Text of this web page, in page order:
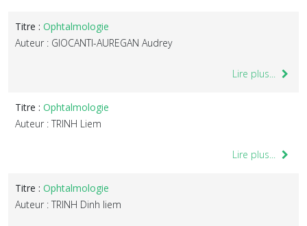
Titre : Ophtalmologie
Auteur : GIOCANTI-AUREGAN Audrey
Lire plus...
Titre : Ophtalmologie
Auteur : TRINH Liem
Lire plus...
Titre : Ophtalmologie
Auteur : TRINH Dinh liem